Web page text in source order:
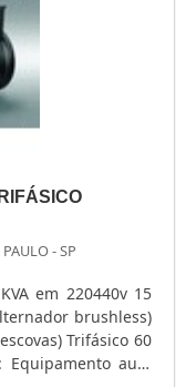
- SP
em 220440v 15
brushless)
Trifásico 60